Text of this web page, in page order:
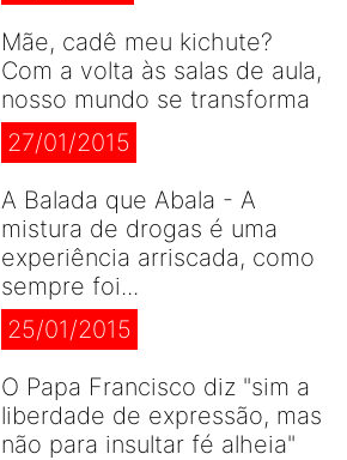
Mãe, cadê meu kichute?
Com a volta às salas de aula,
nosso mundo se transforma
27/01/2015
A Balada que Abala - A
mistura de drogas é uma
experiência arriscada, como
sempre foi...
25/01/2015
O Papa Francisco diz "sim a
liberdade de expressão, mas
não para insultar fé alheia"